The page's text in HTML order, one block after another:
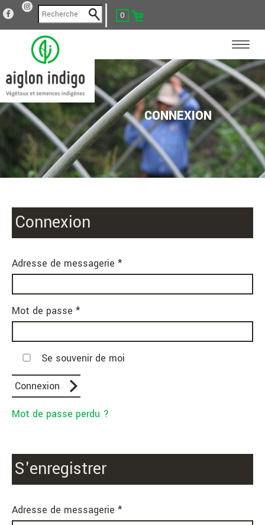
0
CONNEXION
Connexion
Adresse de messagerie *
Mot de passe *
Se souvenir de moi
Mot de passe perdu ?
S'enregistrer
Adresse de messagerie *